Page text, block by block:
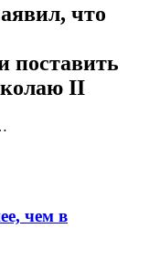
что
поставить
II
чем в